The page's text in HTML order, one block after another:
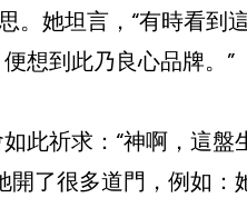
。她坦言，“有時看
想到此乃良心品牌。”
此祈求：“神啊，這
開了很多道門，例如